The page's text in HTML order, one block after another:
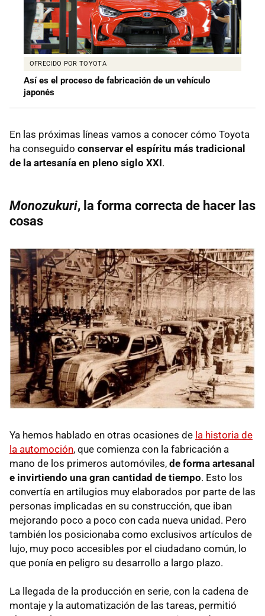
OFRECIDO POR TOYOTA
Así es el proceso de fabricación de un vehículo
japonés
En las próximas líneas vamos a conocer cómo Toyota
ha conseguido conservar el espíritu más tradicional
de la artesanía en pleno siglo XXI.
Monozukuri, la forma correcta de hacer las
cosas
Ya hemos hablado en otras ocasiones de la historia de
la automoción, que comienza con la fabricación a
mano de los primeros automóviles, de forma artesanal
e invirtiendo una gran cantidad de tiempo. Esto los
convertía en artilugios muy elaborados por parte de las
personas implicadas en su construcción, que iban
mejorando poco a poco con cada nueva unidad. Pero
también los posicionaba como exclusivos artículos de
lujo, muy poco accesibles por el ciudadano común, lo
que ponía en peligro su desarrollo a largo plazo.
La llegada de la producción en serie, con la cadena de
montaje y la automatización de las tareas, permitió